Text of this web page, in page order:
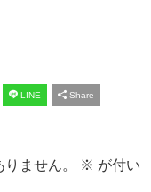
LINE Share
ません。 ※ が付い